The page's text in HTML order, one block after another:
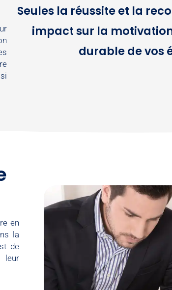
Seules la réussite et la
impact sur la
durable de vos
en
la
de
leur